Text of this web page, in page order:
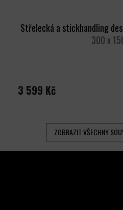
Střelecká a stickhandling
300 x
3 599 Kč
ZOBRAZIT VŠECHNY
Z